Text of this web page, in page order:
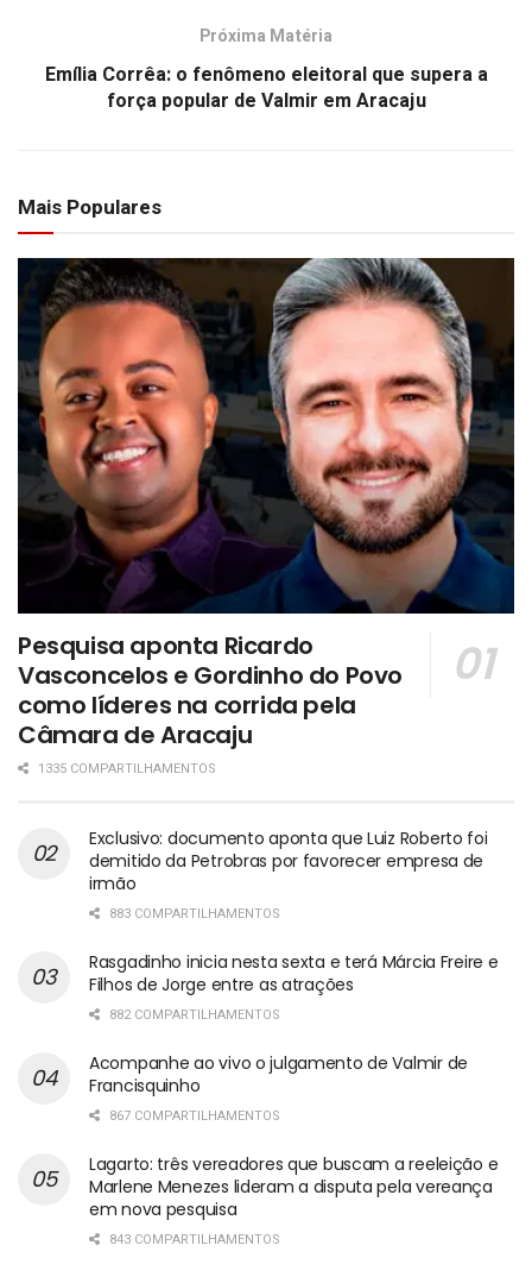
Próxima Matéria
Emília Corrêa: o fenômeno eleitoral que supera a
força popular de Valmir em Aracaju
Mais Populares
Pesquisa aponta Ricardo
Vasconcelos e Gordinho do Povo
como líderes na corrida pela
Câmara de Aracaju
1335 COMPARTILHAMENTOS
Exclusivo: documento aponta que Luiz Roberto foi
demitido da Petrobras por favorecer empresa de
irmão
883 COMPARTILHAMENTOS
Rasgadinho inicia nesta sexta e terá Márcia Freire e
Filhos de Jorge entre as atrações
882 COMPARTILHAMENTOS
Acompanhe ao vivo o julgamento de Valmir de
Francisquinho
867 COMPARTILHAMENTOS
Lagarto: três vereadores que buscam a reeleição e
Marlene Menezes lideram a disputa pela vereança
em nova pesquisa
843 COMPARTILHAMENTOS